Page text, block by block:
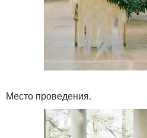
Место проведения.